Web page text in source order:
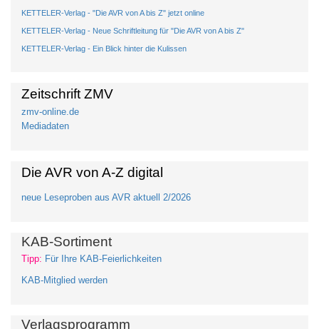
KETTELER-Verlag - "Die AVR von A bis Z" jetzt online
KETTELER-Verlag - Neue Schriftleitung für "Die AVR von A bis Z"
KETTELER-Verlag - Ein Blick hinter die Kulissen
Zeitschrift ZMV
zmv-online.de
Mediadaten
Die AVR von A-Z digital
neue Leseproben aus AVR aktuell 2/2026
KAB-Sortiment
Tipp: Für Ihre KAB-Feierlichkeiten
KAB-Mitglied werden
Verlagsprogramm